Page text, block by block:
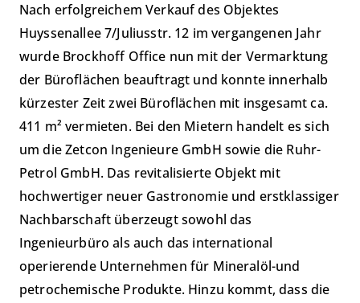
Nach erfolgreichem Verkauf des Objektes
Huyssenallee 7/Juliusstr. 12 im vergangenen Jahr
wurde Brockhoff Office nun mit der Vermarktung
der Büroflächen beauftragt und konnte innerhalb
kürzester Zeit zwei Büroflächen mit insgesamt ca.
411 m² vermieten. Bei den Mietern handelt es sich
um die Zetcon Ingenieure GmbH sowie die Ruhr-
Petrol GmbH. Das revitalisierte Objekt mit
hochwertiger neuer Gastronomie und erstklassiger
Nachbarschaft überzeugt sowohl das
Ingenieurbüro als auch das international
operierende Unternehmen für Mineralöl-und
petrochemische Produkte. Hinzu kommt, dass die